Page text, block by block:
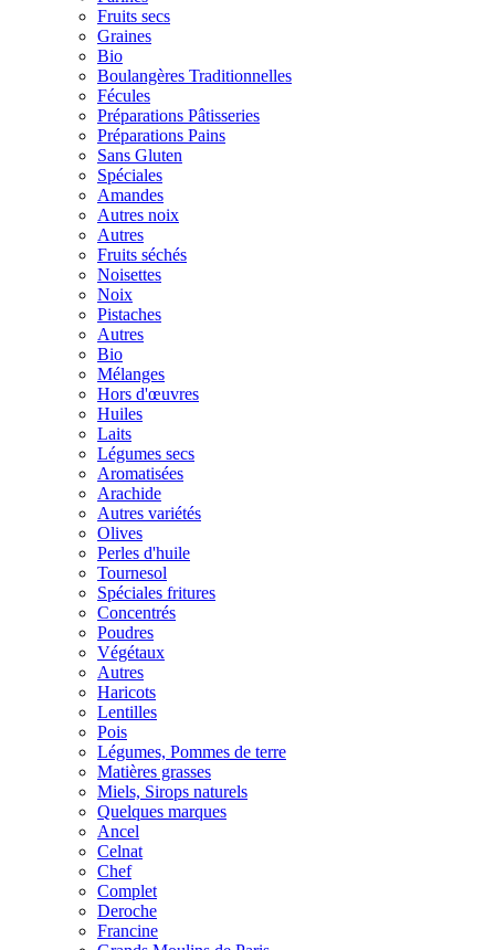
Fruits secs
Graines
Bio
Boulangères Traditionnelles
Fécules
Préparations Pâtisseries
Préparations Pains
Sans Gluten
Spéciales
Amandes
Autres noix
Autres
Fruits séchés
Noisettes
Noix
Pistaches
Autres
Bio
Mélanges
Hors d'œuvres
Huiles
Laits
Légumes secs
Aromatisées
Arachide
Autres variétés
Olives
Perles d'huile
Tournesol
Spéciales fritures
Concentrés
Poudres
Végétaux
Autres
Haricots
Lentilles
Pois
Légumes, Pommes de terre
Matières grasses
Miels, Sirops naturels
Quelques marques
Ancel
Celnat
Chef
Complet
Deroche
Francine